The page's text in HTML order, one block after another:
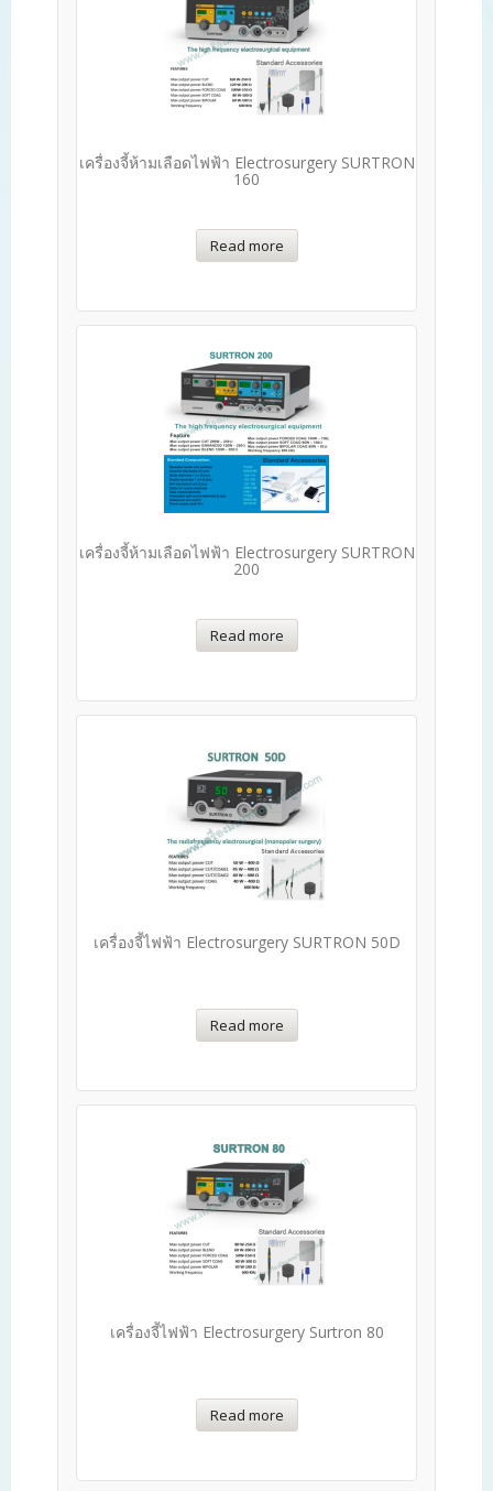
เครื่องจี้ห้ามเลือดไฟฟ้า Electrosurgery SURTRON
160
Read more
เครื่องจี้ห้ามเลือดไฟฟ้า Electrosurgery SURTRON
200
Read more
เครื่องจี้ไฟฟ้า Electrosurgery SURTRON 50D
Read more
เครื่องจี้ไฟฟ้า Electrosurgery Surtron 80
Read more